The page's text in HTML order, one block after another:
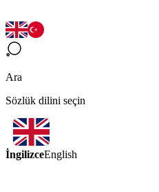
Ara
Sözlük dilini seçin
İngilizceEnglish